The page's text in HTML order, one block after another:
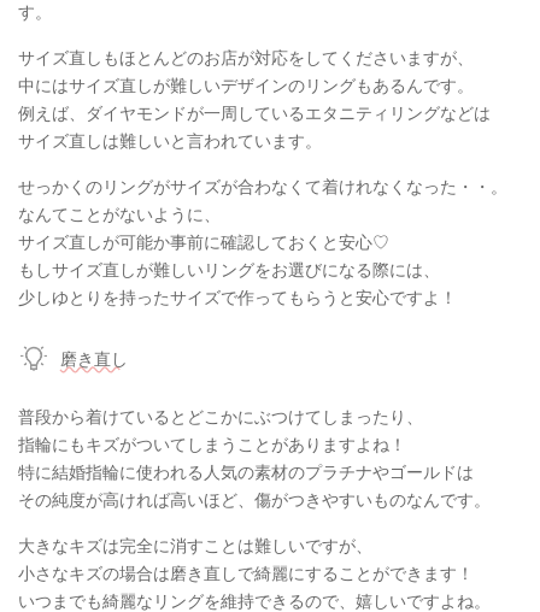
す。
サイズ直しもほとんどのお店が対応をしてくださいますが、
中にはサイズ直しが難しいデザインのリングもあるんです。
例えば、ダイヤモンドが一周しているエタニティリングなどは
サイズ直しは難しいと言われています。
せっかくのリングがサイズが合わなくて着けれなくなった・・。
なんてことがないように、
サイズ直しが可能か事前に確認しておくと安心♡
もしサイズ直しが難しいリングをお選びになる際には、
少しゆとりを持ったサイズで作ってもらうと安心ですよ！
磨き直し
普段から着けているとどこかにぶつけてしまったり、
指輪にもキズがついてしまうことがありますよね！
特に結婚指輪に使われる人気の素材のプラチナやゴールドは
その純度が高ければ高いほど、傷がつきやすいものなんです。
大きなキズは完全に消すことは難しいですが、
小さなキズの場合は磨き直しで綺麗にすることができます！
いつまでも綺麗なリングを維持できるので、嬉しいですよね。